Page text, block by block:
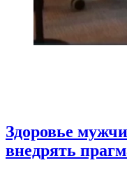
Здоровье
внедрять